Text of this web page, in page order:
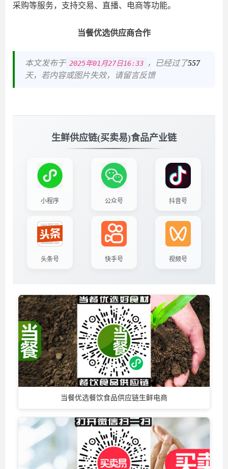
采购等服务，支持交易、直播、电商等功能。
当餐优选供应商合作
本文发布于 2025年01月27日16:33 ，已经过了557
天，若内容或图片失效，请留言反馈
生鲜供应链(买卖易)食品产业链
小程序 公众号 抖音号
头条号 快手号 视频号
当餐优选餐饮食品供应链生鲜电商